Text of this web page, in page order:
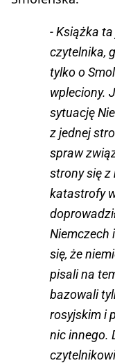
- Książka
czytelnika,
tylko o
wpleciony.
sytuację
z jednej
spraw
strony się z
katastrofy
Niemczech
się, że
pisali na
bazowali
rosyjskim i
nic innego.